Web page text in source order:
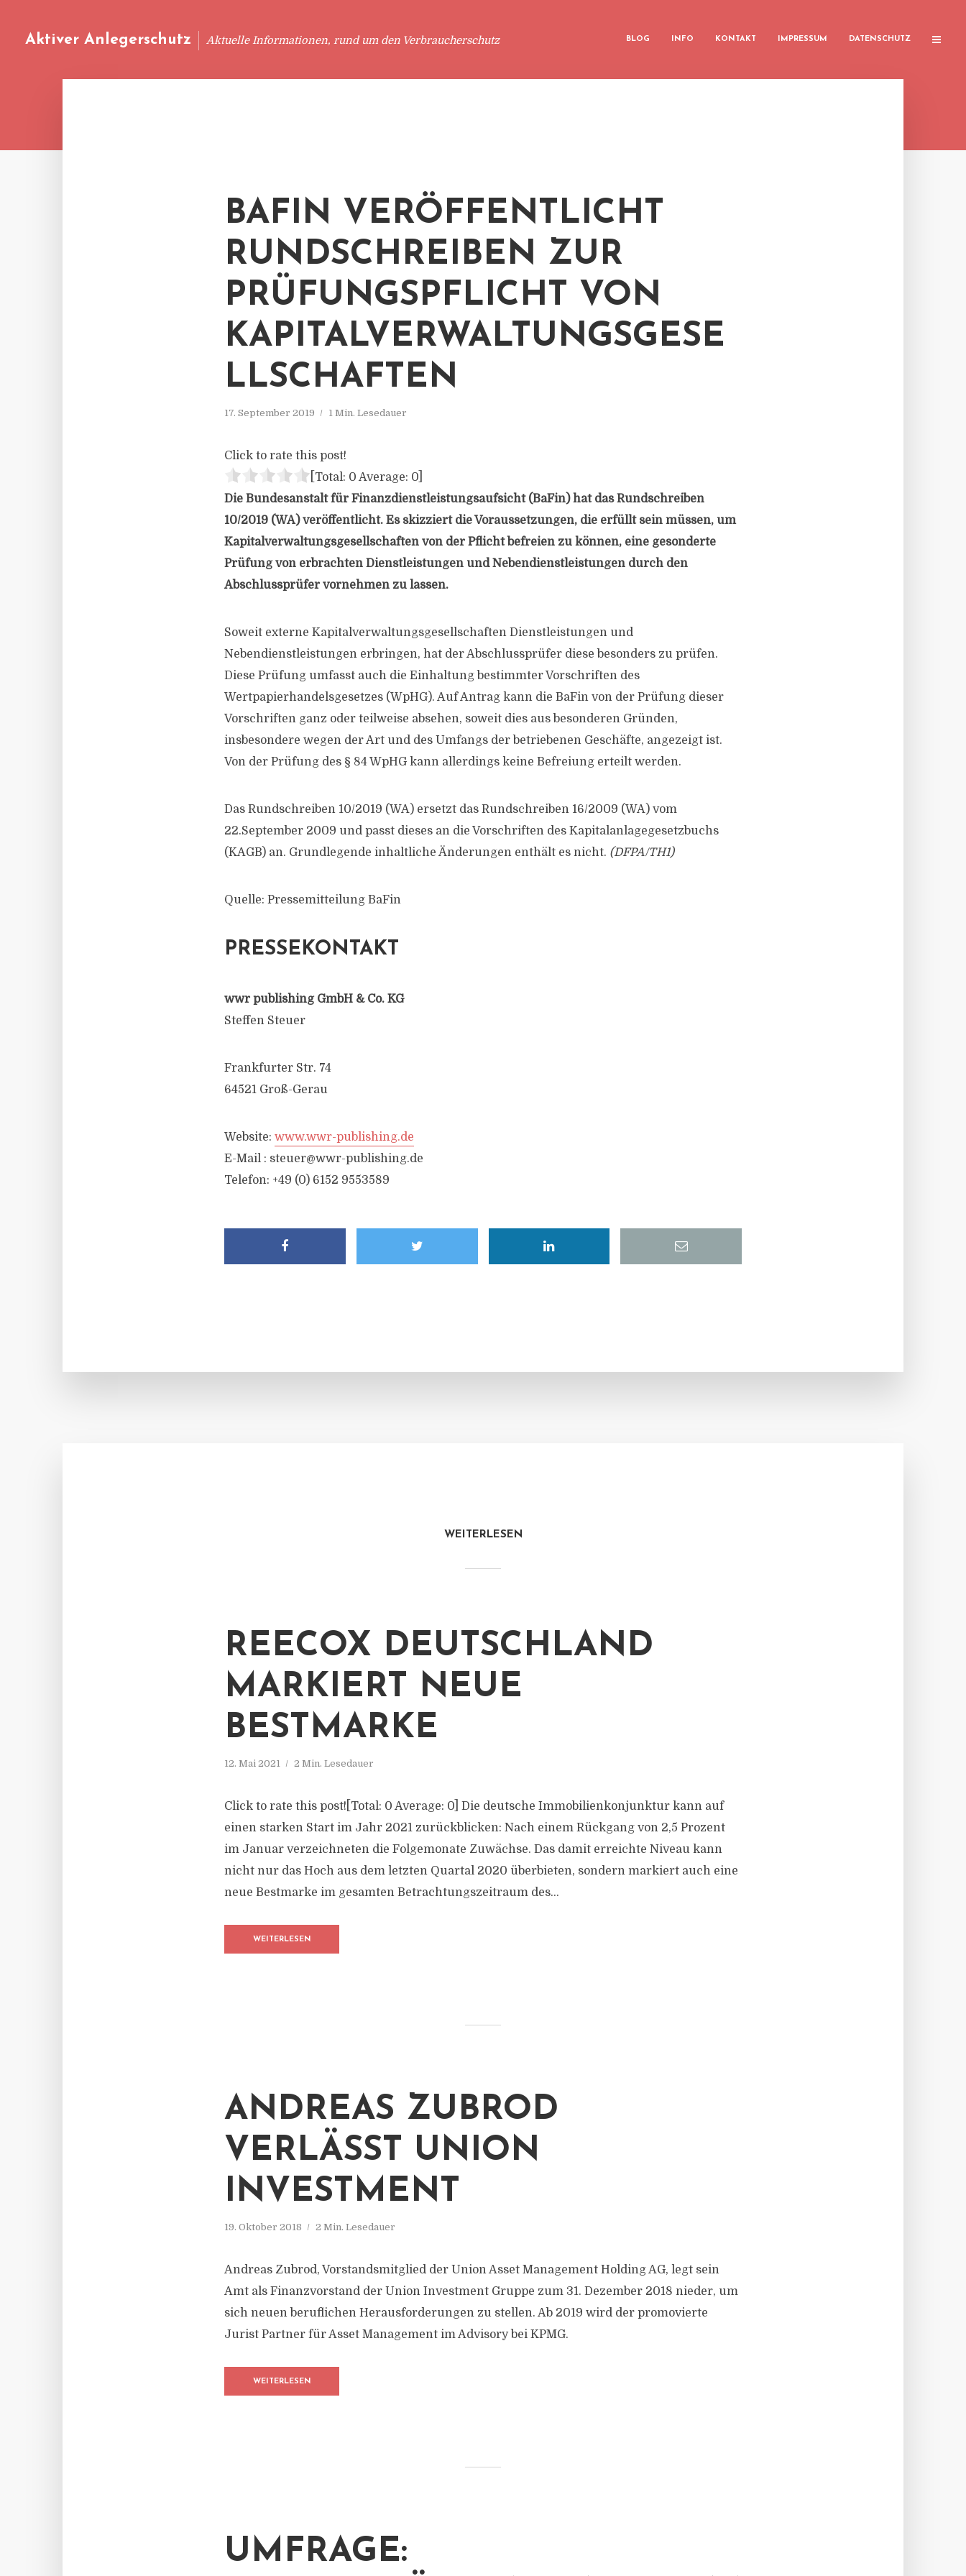
Aktiver Anlegerschutz Aktuelle Informationen, rund um den Verbraucherschutz BLOG INFO KONTAKT IMPRESSUM DATENSCHUTZ
BAFIN VERÖFFENTLICHT
RUNDSCHREIBEN ZUR
PRÜFUNGSPFLICHT VON
KAPITALVERWALTUNGSGESE
LLSCHAFTEN
17. September 2019 1 Min. Lesedauer
Click to rate this post!
[Total: 0 Average: 0
Die Bundesanstalt für Finanzdienstleistungsaufsicht (BaFin) hat das Rundschreiben
10/2019 (WA) veröffentlicht. Es skizziert die Voraussetzungen, die erfüllt sein müssen, um
Kapitalverwaltungsgesellschaften von der Pflicht befreien zu können, eine gesonderte
Prüfung von erbrachten Dienstleistungen und Nebendienstleistungen durch den
Abschlussprüfer vornehmen zu lassen.
Soweit externe Kapitalverwaltungsgesellschaften Dienstleistungen und
Nebendienstleistungen erbringen, hat der Abschlussprüfer diese besonders zu prüfen.
Diese Prüfung umfasst auch die Einhaltung bestimmter Vorschriften des
Wertpapierhandelsgesetzes (WpHG). Auf Antrag kann die BaFin von der Prüfung dieser
Vorschriften ganz oder teilweise absehen, soweit dies aus besonderen Gründen,
insbesondere wegen der Art und des Umfangs der betriebenen Geschäfte, angezeigt ist.
Von der Prüfung des § 84 WpHG kann allerdings keine Befreiung erteilt werden.
Das Rundschreiben 10/2019 (WA) ersetzt das Rundschreiben 16/2009 (WA) vom
22.September 2009 und passt dieses an die Vorschriften des Kapitalanlagegesetzbuchs
(KAGB) an. Grundlegende inhaltliche Änderungen enthält es nicht. (DFPA/TH1)
Quelle: Pressemitteilung BaFin
PRESSEKONTAKT
wwr publishing GmbH & Co. KG
Steffen Steuer
Frankfurter Str. 74
64521 Groß-Gerau
Website: www.wwr-publishing.de
E-Mail : steuer@wwr-publishing.de
Telefon: +49 (0) 6152 9553589
WEITERLESEN
REECOX DEUTSCHLAND
MARKIERT NEUE
BESTMARKE
12. Mai 2021 2 Min. Lesedauer
Click to rate this post![Total: 0 Average: 0] Die deutsche Immobilienkonjunktur kann auf
einen starken Start im Jahr 2021 zurückblicken: Nach einem Rückgang von 2,5 Prozent
im Januar verzeichneten die Folgemonate Zuwächse. Das damit erreichte Niveau kann
nicht nur das Hoch aus dem letzten Quartal 2020 überbieten, sondern markiert auch eine
neue Bestmarke im gesamten Betrachtungszeitraum des...
WEITERLESEN
ANDREAS ZUBROD
VERLÄSST UNION
INVESTMENT
19. Oktober 2018 2 Min. Lesedauer
Andreas Zubrod, Vorstandsmitglied der Union Asset Management Holding AG, legt sein
Amt als Finanzvorstand der Union Investment Gruppe zum 31. Dezember 2018 nieder, um
sich neuen beruflichen Herausforderungen zu stellen. Ab 2019 wird der promovierte
Jurist Partner für Asset Management im Advisory bei KPMG.
WEITERLESEN
UMFRAGE: